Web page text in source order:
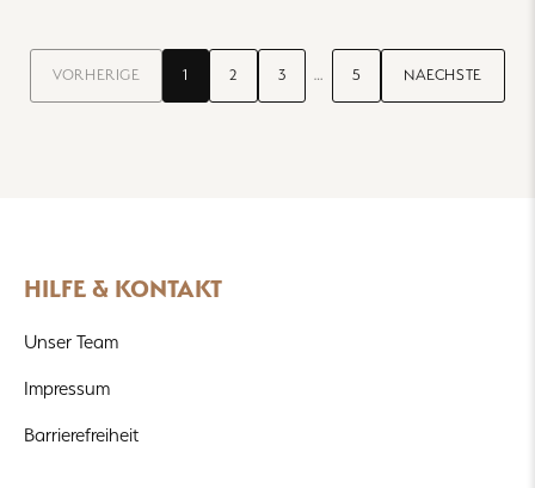
VORHERIGE 1 2 3 … 5 NAECHSTE
HILFE & KONTAKT
Unser Team
Impressum
Barrierefreiheit